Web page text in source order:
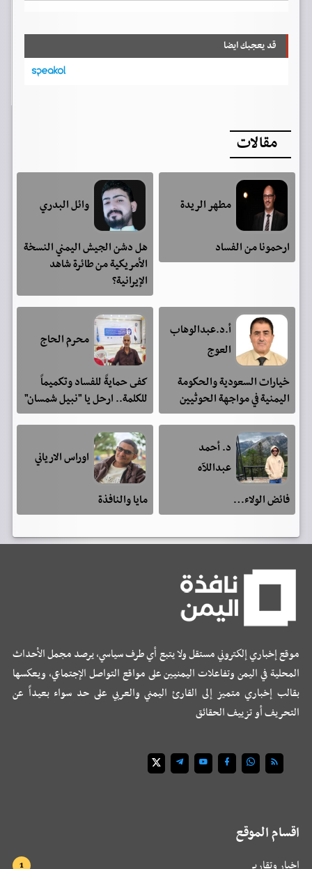
قد يعجبك ايضا
مقالات
مطهر الريدة
ارحمونا من الفساد
وائل البدري
هل دشن الجيش اليمني النسخة
الأمريكية من طائرة شاهد
الإيرانية؟
أ.د.عبدالوهاب
العوج
خيارات السعودية والحكومة
اليمنية في مواجهة الحوثيين
محرم الحاج
كفى حمايةً للفساد وتكميماً
للكلمة.. ارحل يا "نبيل شمسان"
د. أحمد
عبداللآه
فائض الولاء…
اوراس الارياني
مايا والنافذة
موقع إخباري إلكتروني مستقل ولا يتبع أي طرف سياسي، يرصد مجمل الأحداث
المحلية في اليمن وتفاعلات اليمنيين على مواقع التواصل الإجتماعي، ويعكسها
بقالب إخباري متميز إلى القارئ اليمني والعربي على حد سواء بعيداً عن
التحريف أو تزييف الحقائق
اقسام الموقع
اخبار وتقارير